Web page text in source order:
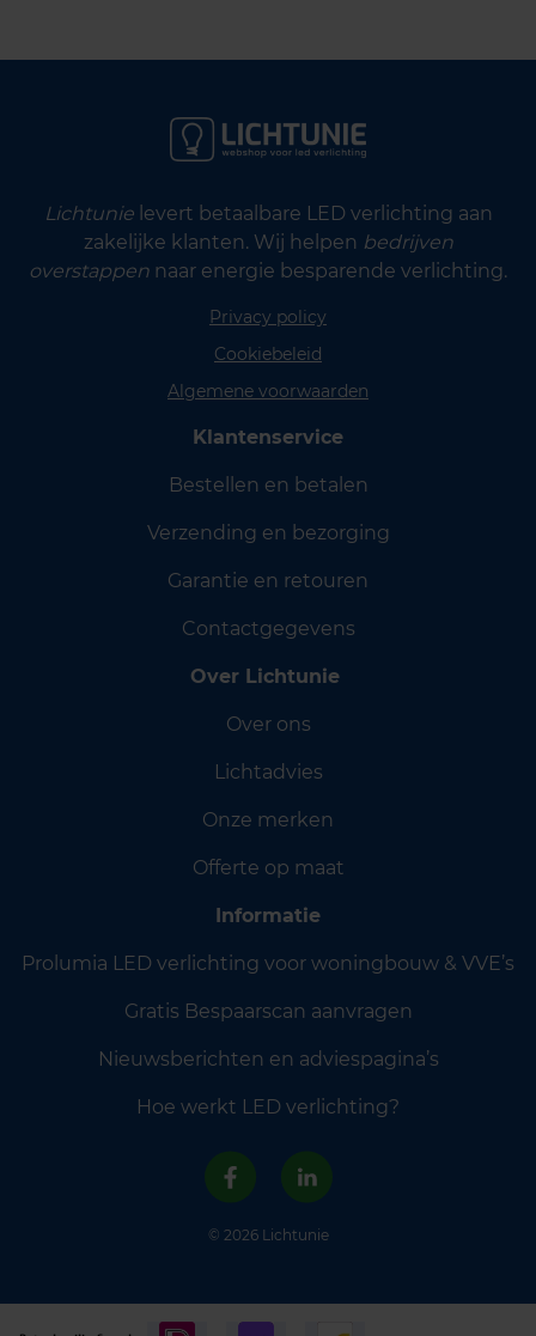
Lichtunielevert betaalbare LED verlichting aan
zakelijke klanten. Wij helpen bedrijven
overstappen naar energie besparende verlichting.
Privacy policy
Cookiebeleid
Algemene voorwaarden
Klantenservice
Bestellen en betalen
Verzending en bezorging
Garantie en retouren
Contactgegevens
Over Lichtunie
Over ons
Lichtadvies
Onze merken
Offerte op maat
Informatie
Prolumia LED verlichting voor woningbouw & VVE’s
Gratis Bespaarscan aanvragen
Nieuwsberichten en adviespagina’s
Hoe werkt LED verlichting?
© 2026 Lichtunie